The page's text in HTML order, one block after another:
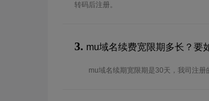
转码后注册。
3. mu域名续费宽限期多长？要
mu域名续期宽限期是30天，我司注册